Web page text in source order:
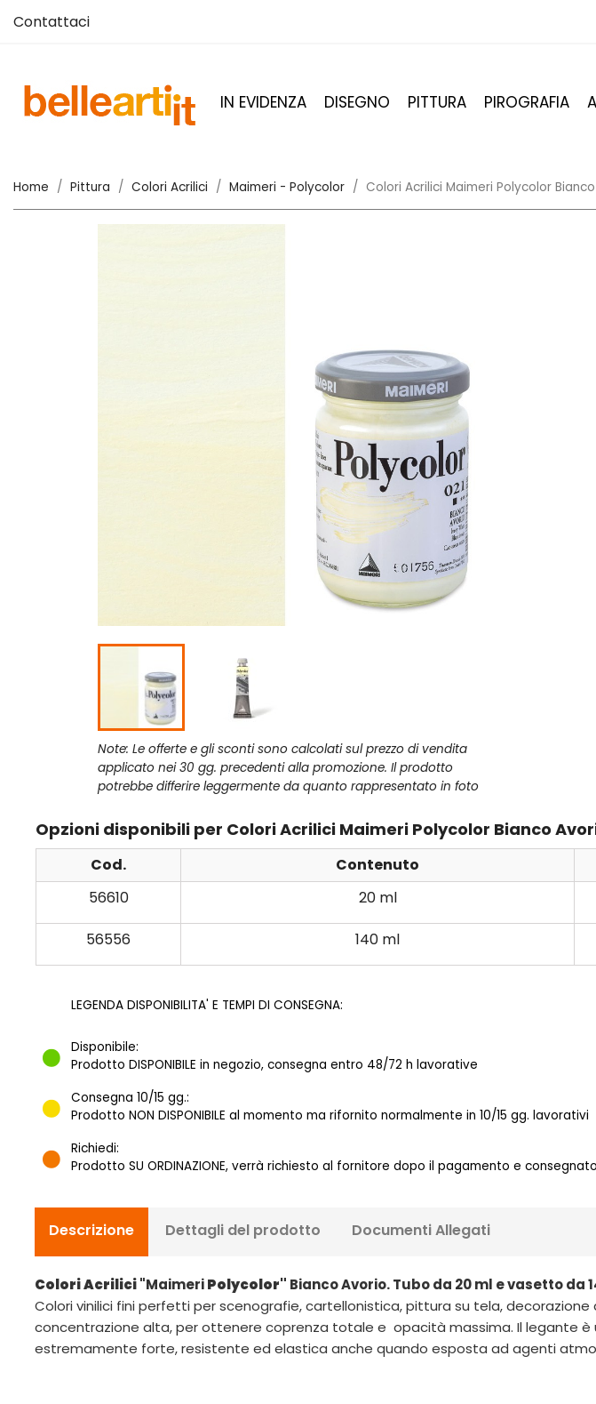
Contattaci
IN EVIDENZA DISEGNO PITTURA PIROGRAFIA
Home Pittura Colori Acrilici Maimeri - Polycolor Colori Acrilici Maimeri Polycolor
Note: Le offerte e gli sconti sono calcolati sul prezzo di vendita
applicato nei 30 gg. precedenti alla promozione. Il prodotto
potrebbe differire leggermente da quanto rappresentato in foto
Opzioni disponibili per Colori Acrilici Maimeri Polycolor Bianco
Cod. Contenuto
56610
20 ml
56556 140 ml
LEGENDA DISPONIBILITA' E TEMPI DI CONSEGNA:
Disponibile:
Prodotto DISPONIBILE in negozio, consegna entro 48/72 h lavorative
Consegna 10/15 gg.:
Prodotto NON DISPONIBILE al momento ma rifornito normalmente in 10/15 gg. lavorativi
Richiedi:
Prodotto SU ORDINAZIONE, verrà richiesto al fornitore dopo il pagamento e consegnato
Descrizione Dettagli del prodotto Documenti Allegati
Colori Acrilici"MaimeriPolycolor" Bianco Avorio. Tubo da 20 ml e vasetto da
Colori vinilici fini perfetti per scenografie, cartellonistica, pittura su tela,
concentrazione alta, per ottenere coprenza totale e opacità massima. Il legante
estremamente forte, resistente ed elastica anche quando esposta ad agenti